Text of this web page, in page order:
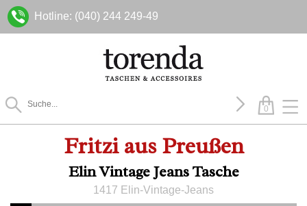
Hotline: (040) 244 249-49
0
Fritzi aus Preußen
Elin Vintage Jeans Tasche
1417 Elin-Vintage-Jeans